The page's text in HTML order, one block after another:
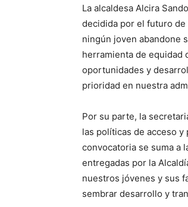
La alcaldesa Alcira
decidida por el futuro
ningún joven abandone
herramienta de equidad
oportunidades y
prioridad en nuestra
Por su parte, la
las políticas de acceso
convocatoria se suma a
entregadas por la
nuestros jóvenes y sus
sembrar desarrollo y